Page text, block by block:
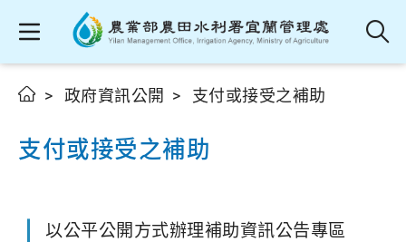
政府資訊公開 支付或接受之補助
支付或接受之補助
以公平公開方式辦理補助資訊公告專區